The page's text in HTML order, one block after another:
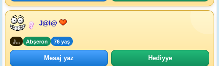
J@l@
J... Abşeron 76 yaş
Mesaj yaz Hədiyyə